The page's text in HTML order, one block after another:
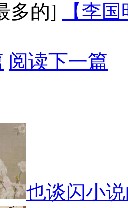
多的]
【李
阅读下一篇
也谈闪小